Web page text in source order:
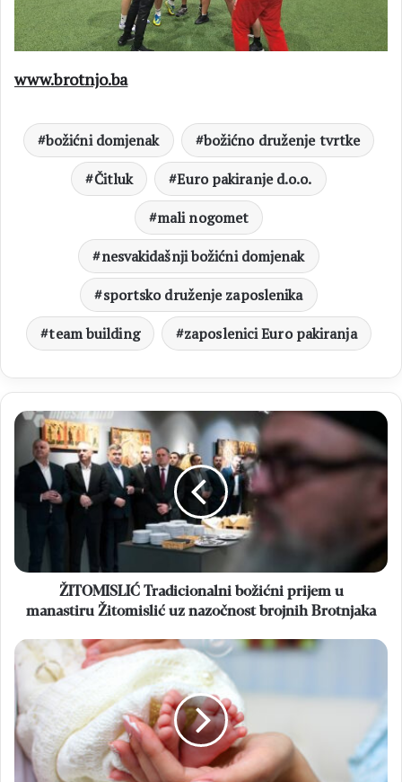
www.brotnjo.ba
božićni domjenak
božićno druženje tvrtke
Čitluk
Euro pakiranje d.o.o.
mali nogomet
nesvakidašnji božićni domjenak
sportsko druženje zaposlenika
team building
zaposlenici Euro pakiranja
ŽITOMISLIĆ
Tradicionalni
božićni
prijem
manastiru
Žitomislić
nazočnost
Brotnjaka
ŽITOMISLIĆ Tradicionalni božićni prijem u
manastiru Žitomislić uz nazočnost brojnih Brotnjaka
BABY
BOOM
Sve
više
rođenih
u
Mostaru